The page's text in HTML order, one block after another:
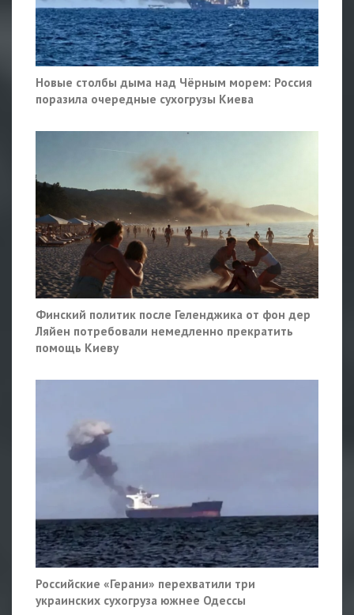
Новые столбы дыма над Чёрным морем: Россия
поразила очередные сухогрузы Киева
Финский политик после Геленджика от фон дер
Ляйен потребовали немедленно прекратить
помощь Киеву
Российские «Герани» перехватили три
украинских сухогруза южнее Одессы